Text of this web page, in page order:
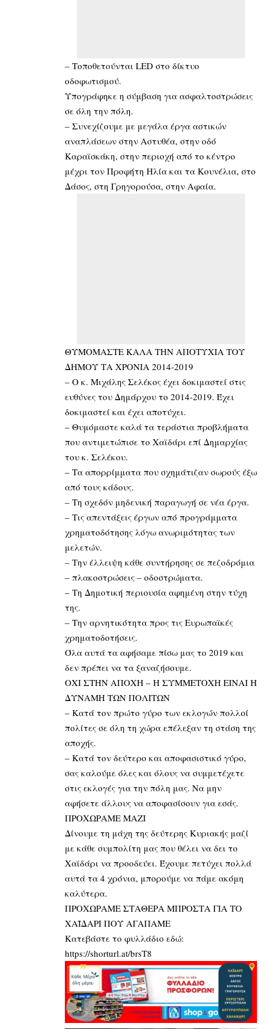
– Τοποθετούνται LED στο δίκτυο
οδοφωτισμού.
Υπογράφηκε η σύμβαση για ασφαλτοστρώσεις
σε όλη την πόλη.
– Συνεχίζουμε με μεγάλα έργα αστικών
αναπλάσεων στην Αστυθέα, στην οδό
Καραϊσκάκη, στην περιοχή από το κέντρο
μέχρι τον Προφήτη Ηλία και τα Κουνέλια, στο
Δάσος, στη Γρηγορούσα, στην Αφαία.
ΘΥΜΟΜΑΣΤΕ ΚΑΛΑ ΤΗΝ ΑΠΟΤΥΧΙΑ ΤΟΥ
ΔΗΜΟΥ ΤΑ ΧΡΟΝΙΑ 2014-2019
– Ο κ. Μιχάλης Σελέκος έχει δοκιμαστεί στις
ευθύνες του Δημάρχου το 2014-2019. Έχει
δοκιμαστεί και έχει αποτύχει.
– Θυμόμαστε καλά τα τεράστια προβλήματα
που αντιμετώπισε το Χαϊδάρι επί Δημαρχίας
του κ. Σελέκου.
– Τα απορρίμματα που σχημάτιζαν σωρούς έξω
από τους κάδους.
– Τη σχεδόν μηδενική παραγωγή σε νέα έργα.
– Τις απεντάξεις έργων από προγράμματα
χρηματοδότησης λόγω ανωριμότητας των
μελετών.
– Την έλλειψη κάθε συντήρησης σε πεζοδρόμια
– πλακοστρώσεις – οδοστρώματα.
– Τη Δημοτική περιουσία αφημένη στην τύχη
της.
– Την αρνητικότητα προς τις Ευρωπαϊκές
χρηματοδοτήσεις.
Όλα αυτά τα αφήσαμε πίσω μας το 2019 και
δεν πρέπει να τα ξαναζήσουμε.
ΟΧΙ ΣΤΗΝ ΑΠΟΧΗ – Η ΣΥΜΜΕΤΟΧΗ ΕΙΝΑΙ Η
ΔΥΝΑΜΗ ΤΩΝ ΠΟΛΙΤΩΝ
– Κατά τον πρώτο γύρο των εκλογών πολλοί
πολίτες σε όλη τη χώρα επέλεξαν τη στάση της
αποχής.
– Κατά τον δεύτερο και αποφασιστικό γύρο,
σας καλούμε όλες και όλους να συμμετέχετε
στις εκλογές για την πόλη μας. Να μην
αφήσετε άλλους να αποφασίσουν για εσάς.
ΠΡΟΧΩΡΑΜΕ ΜΑΖΙ
Δίνουμε τη μάχη της δεύτερης Κυριακής μαζί
με κάθε συμπολίτη μας που θέλει να δει το
Χαϊδάρι να προοδεύει. Έχουμε πετύχει πολλά
αυτά τα 4 χρόνια, μπορούμε να πάμε ακόμη
καλύτερα.
ΠΡΟΧΩΡΑΜΕ ΣΤΑΘΕΡΑ ΜΠΡΟΣΤΑ ΓΙΑ ΤΟ
ΧΑΪΔΑΡΙ ΠΟΥ ΑΓΑΠΑΜΕ
Κατεβάστε το φυλλάδιο εδώ:
https://shorturl.at/brsT8